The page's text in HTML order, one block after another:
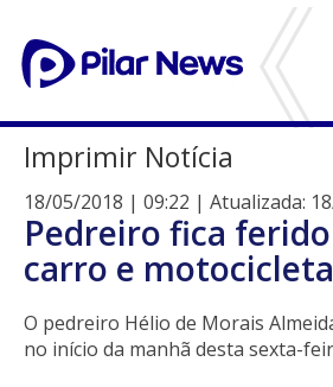
Imprimir Notícia
18/05/2018 | 09:22 | Atualizada:
Pedreiro fica
carro e
O pedreiro Hélio de Morais
no início da manhã desta sexta-